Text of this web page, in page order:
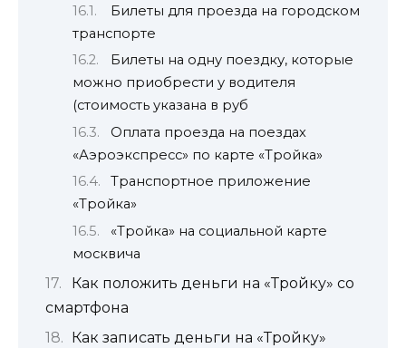
Билеты для проезда на городском
транспорте
Билеты на одну поездку, которые
можно приобрести у водителя
(стоимость указана в руб
Оплата проезда на поездах
«Аэроэкспресс» по карте «Тройка»
Транспортное приложение
«Тройка»
«Тройка» на социальной карте
москвича
Как положить деньги на «Тройку» со
смартфона
Как записать деньги на «Тройку»